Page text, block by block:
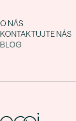
O NÁS
KONTAKTUJTE NÁS
BLOG